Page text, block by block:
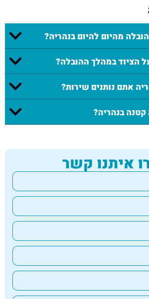
איתנו קשר
מהיום להיום בנהריה?
הציוד במהלך ההובלה?
אתם נותנים שירות?
בנהריה?